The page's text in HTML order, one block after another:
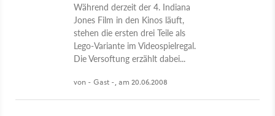
Während derzeit der 4. Indiana
Jones Film in den Kinos läuft,
stehen die ersten drei Teile als
Lego-Variante im Videospielregal.
Die Versoftung erzählt dabei...
von - Gast -, am 20.06.2008